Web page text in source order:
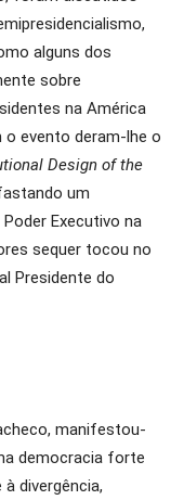
alguns dos
sobre
na América
evento deram-lhe o
Design of the
um
Executivo na
sequer tocou no
Presidente do
manifestou-
democracia forte
divergência,